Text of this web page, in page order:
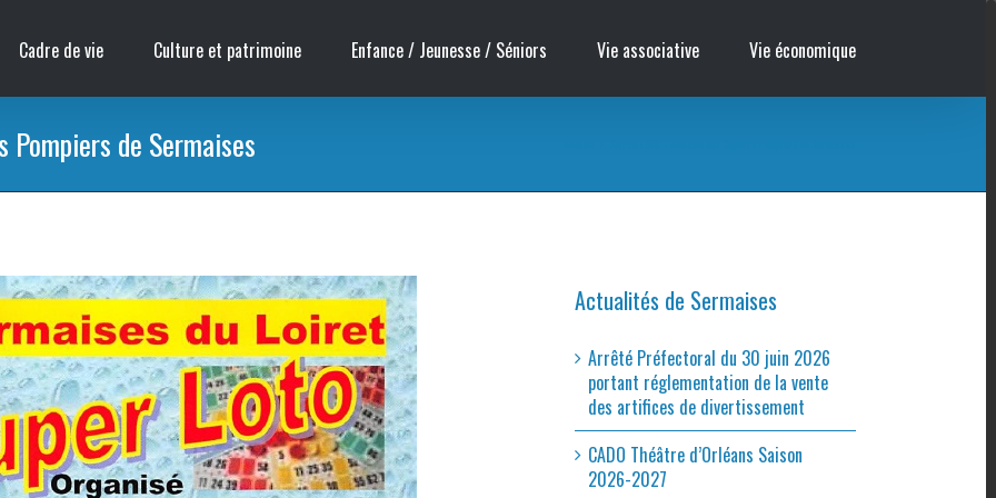
Cadre de vie Culture et patrimoine Enfance / Jeunesse / Séniors Vie associative Vie économique
Pompiers de Sermaises
Actualités de Sermaises
Arrêté Préfectoral du 30 juin 2026
portant réglementation de la vente
des artifices de divertissement
CADO Théâtre d’Orléans Saison
2026-2027